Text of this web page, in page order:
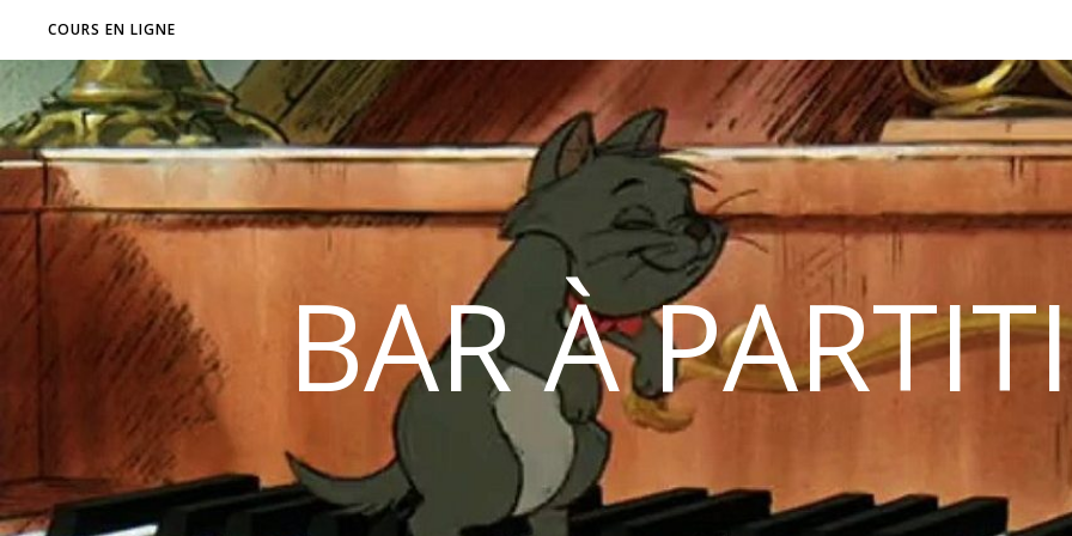
COURS EN LIGNE
BAR À